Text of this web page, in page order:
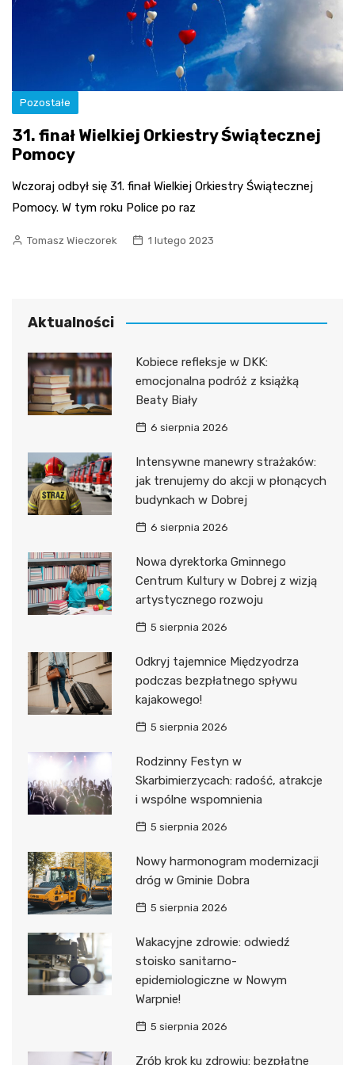
Pozostałe
31. finał Wielkiej Orkiestry Świątecznej
Pomocy
Wczoraj odbył się 31. finał Wielkiej Orkiestry Świątecznej
Pomocy. W tym roku Police po raz
Tomasz Wieczorek 1 lutego 2023
Aktualności
Kobiece refleksje w DKK:
emocjonalna podróż z książką
Beaty Biały
6 sierpnia 2026
Intensywne manewry strażaków:
jak trenujemy do akcji w płonących
budynkach w Dobrej
6 sierpnia 2026
Nowa dyrektorka Gminnego
Centrum Kultury w Dobrej z wizją
artystycznego rozwoju
5 sierpnia 2026
Odkryj tajemnice Międzyodrza
podczas bezpłatnego spływu
kajakowego!
5 sierpnia 2026
Rodzinny Festyn w
Skarbimierzycach: radość, atrakcje
i wspólne wspomnienia
5 sierpnia 2026
Nowy harmonogram modernizacji
dróg w Gminie Dobra
5 sierpnia 2026
Wakacyjne zdrowie: odwiedź
stoisko sanitarno-
epidemiologiczne w Nowym
Warpnie!
5 sierpnia 2026
Zrób krok ku zdrowiu: bezpłatne